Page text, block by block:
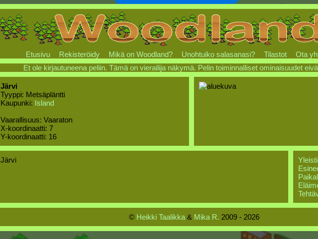
Etusivu Rekisteröidy Mikä on Woodland? Unohtuiko salasanasi? Tilastot Ota
Et ole kirjautuneena peliin. Tämä on vierailija näkymä. Pelin toiminnalliset ominaisuudet
Järvi
Tyyppi: Metsäpläntti
Kaupunki: Island
Vaarallisuus: Vaaraton
X-koordinaatti: 7
Y-koordinaatti: 16
Järvi
© Heikki Taalikka& Mika R. 2009 - 2026